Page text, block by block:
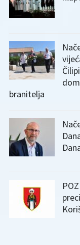
branitelja